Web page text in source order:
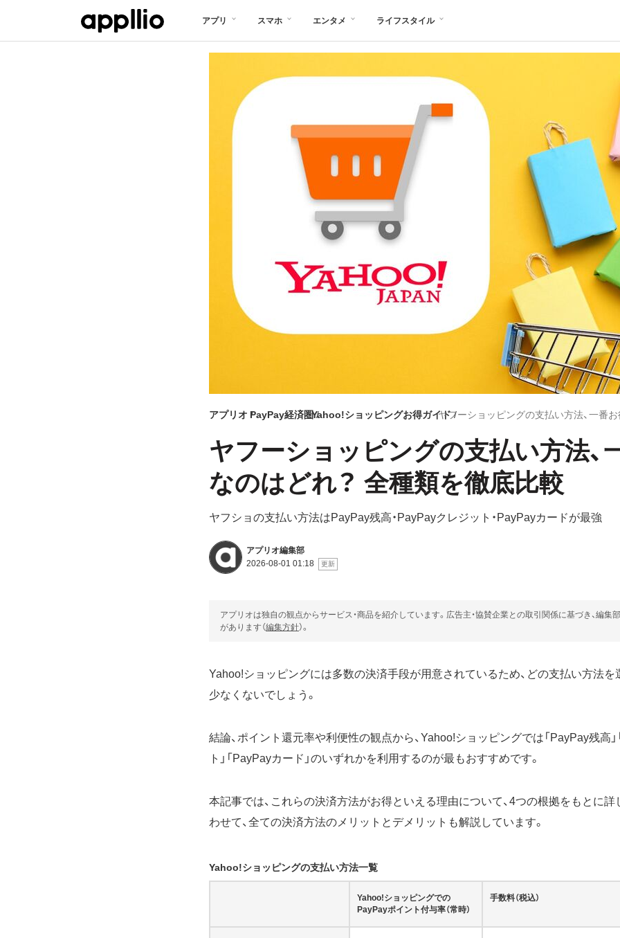
アプリ スマホ エンタメ ライフスタイル
アプリオ PayPay経済圏Yahoo!ショッピングお得ガイド
ヤフーショッピングの支払い方法、
なのはどれ？ 全種類を徹底比較
ヤフショの支払い方法はPayPay残高・PayPayクレジット・PayPayカードが最強
アプリオ編集部
2026-08-01 01:18
アプリオは独自の観点からサービス・商品を紹介しています。広告主・協賛企業との取引関係に基づき、編集
があります（編集方針）。
Yahoo!ショッピングには多数の決済手段が用意されているため、どの支払い方法
少なくないでしょう。
結論、ポイント還元率や利便性の観点から、Yahoo!ショッピングでは「PayPay残高
ト」「PayPayカード」のいずれかを利用するのが最もおすすめです。
本記事では、これらの決済方法がお得といえる理由について、4つの根拠をもとに詳
わせて、全ての決済方法のメリットとデメリットも解説しています。
Yahoo!ショッピングの支払い方法一覧
Yahoo!ショッピングでの
PayPayポイント付与率（常時）
手数料（税込）